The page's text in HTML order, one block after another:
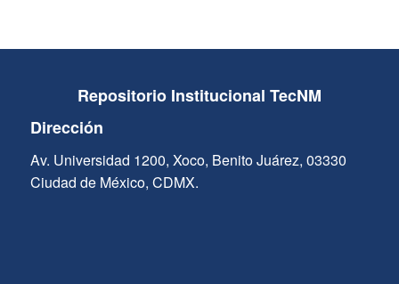
Repositorio Institucional TecNM
Dirección
Av. Universidad 1200, Xoco, Benito Juárez, 03330
Ciudad de México, CDMX.